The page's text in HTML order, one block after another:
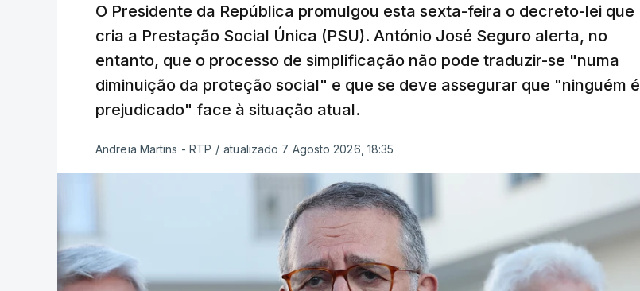
O Presidente da República promulgou esta sexta-feira o decreto-lei que
cria a Prestação Social Única (PSU). António José Seguro alerta, no
entanto, que o processo de simplificação não pode traduzir-se "numa
diminuição da proteção social" e que se deve assegurar que "ninguém é
prejudicado" face à situação atual.
Andreia Martins - RTP / atualizado 7 Agosto 2026, 18:35